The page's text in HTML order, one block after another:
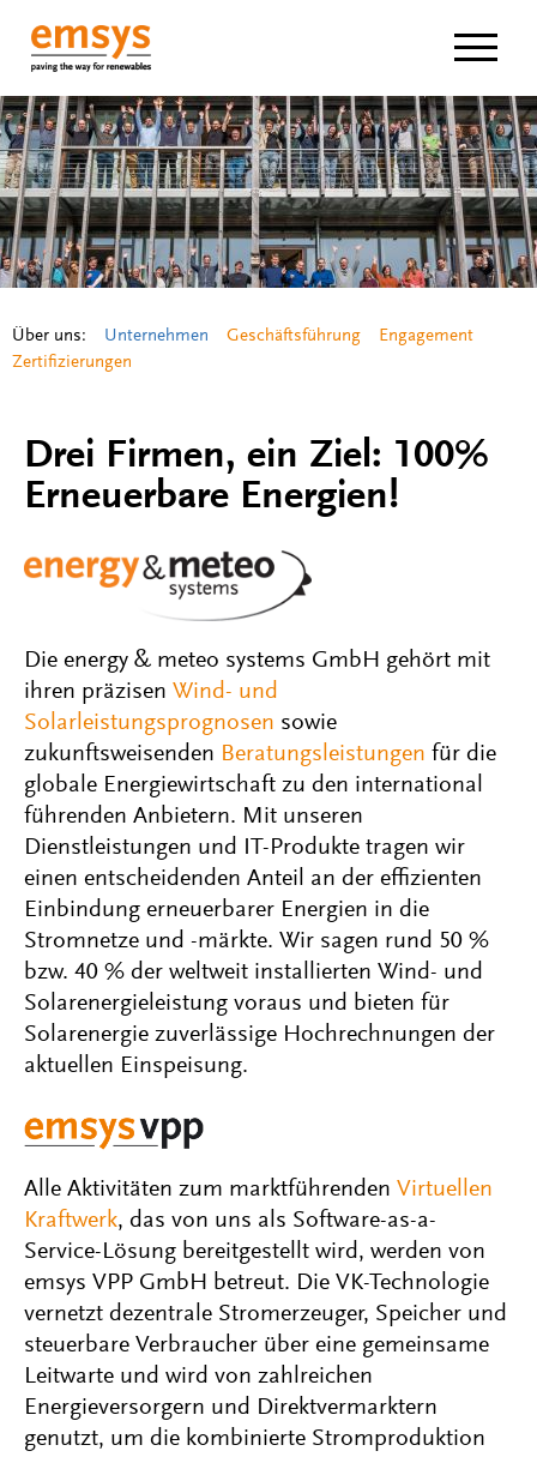
Über uns: Unternehmen Geschäftsführung
Engagement
Zertifizierungen
Drei Firmen, ein Ziel: 100%
Erneuerbare Energien!
Die energy & meteo systems GmbH gehört mit
ihren präzisen Wind- und
Solarleistungsprognosen sowie
zukunftsweisenden Beratungsleistungen für die
globale Energiewirtschaft zu den international
führenden Anbietern. Mit unseren
Dienstleistungen und IT-Produkte tragen wir
einen entscheidenden Anteil an der effizienten
Einbindung erneuerbarer Energien in die
Stromnetze und -märkte. Wir sagen rund 50 %
bzw. 40 % der weltweit installierten Wind- und
Solarenergieleistung voraus und bieten für
Solarenergie zuverlässige Hochrechnungen der
aktuellen Einspeisung.
Alle Aktivitäten zum marktführenden Virtuellen
Kraftwerk, das von uns als Software-as-a-
Service-Lösung bereitgestellt wird, werden von
emsys VPP GmbH betreut. Die VK-Technologie
vernetzt dezentrale Stromerzeuger, Speicher und
steuerbare Verbraucher über eine gemeinsame
Leitwarte und wird von zahlreichen
Energieversorgern und Direktvermarktern
genutzt, um die kombinierte Stromproduktion